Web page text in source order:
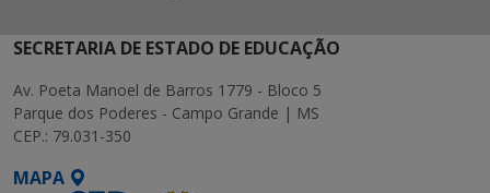
SECRETARIA DE ESTADO DE EDUCAÇÃO
Av. Poeta Manoel de Barros 1779 - Bloco 5
Parque dos Poderes - Campo Grande | MS
CEP.: 79.031-350
MAPA